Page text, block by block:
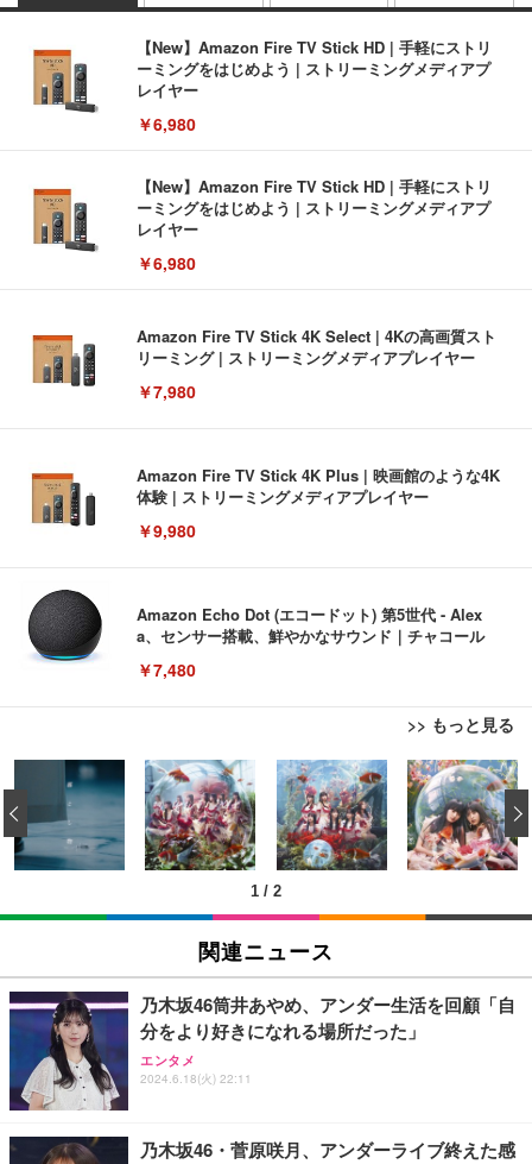
【New】Amazon Fire TV Stick HD | 手軽にストリ
ーミングをはじめよう | ストリーミングメディアプ
レイヤー
￥6,980
【New】Amazon Fire TV Stick HD | 手軽にストリ
ーミングをはじめよう | ストリーミングメディアプ
レイヤー
￥6,980
Amazon Fire TV Stick 4K Select | 4Kの高画質スト
リーミング | ストリーミングメディアプレイヤー
￥7,980
Amazon Fire TV Stick 4K Plus | 映画館のような4K
体験 | ストリーミングメディアプレイヤー
￥9,980
Amazon Echo Dot (エコードット) 第5世代 - Alex
a、センサー搭載、鮮やかなサウンド｜チャコール
￥7,480
>> もっと見る
[EdoErgo] オフィスチェア 椅子 テレワーク 疲れな
い 跳ね上げ式アームレスト コンパクト 約105度ロッ
キング pc 事務椅子 360度回転 座面昇降 強化ナイロ
ン樹脂ベース 通気性メッシュ 在宅ワーク H-WY01
(黒網+黒枠+黒足)
￥5,699
SIHOO B100 オフィスチェア／デスクチェア メッシ
ュチェア 人間工学 疲れない ブラック
￥27,999
Sezlife オフィスチェア デスクチェア 疲れない テレ
ワーク チェア 強化バックレスト 30度ロッキング機
能 人間工学 椅子 腰サポート 90度跳ね上げ式アーム
務用 おしゃれ パソコンチェア (ブラック)
EIZO ビジネス向けプレミアムモニター | FlexScan
EV3240X-WT | 31.5型4K UHD・USB Type-C・ホワ
イト
￥105,595
EIZO ビジネス向けプレミアムモニター | FlexScan
【純正品】27"ゲーミングモニター DualSense 充電
フック付き（CFI-ZDM1J）
Amazonベーシック ペットシーツ 薄型 レギュラー 1
回使い捨て 無香料 ホワイト 300枚
￥3,373
Amazonベーシック ペットシーツ 厚型 ワイド 42枚
x2袋(84枚) ホワイト(吸収面:ライトブルー)
￥3,234
ネオ・ルーライフ ネオ・オムツ L 中型犬用 26枚入
り 単品
1 / 2
‹
関連ニュース
乃木坂46筒井あやめ、アンダー生活を回顧「自
分をより好きになれる場所だった」
エンタメ
2024.6.18(火) 22:11
乃木坂46・菅原咲月、アンダーライブ終えた感